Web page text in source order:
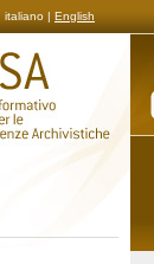
italiano | English